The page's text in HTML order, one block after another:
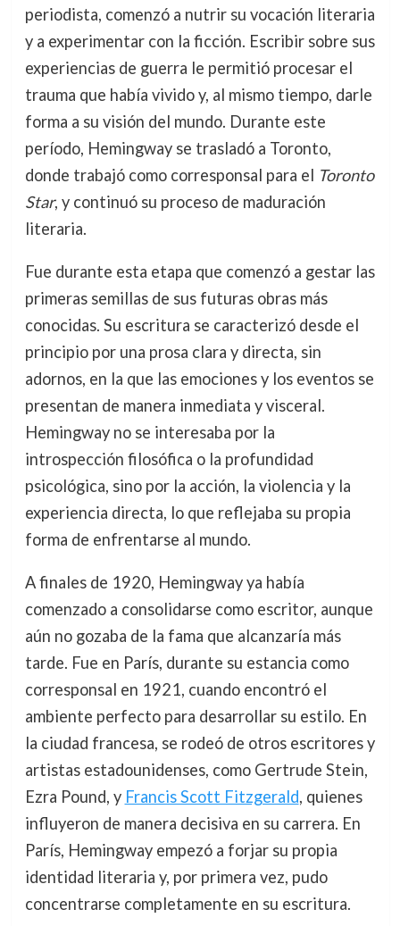
periodista, comenzó a nutrir su vocación literaria
y a experimentar con la ficción. Escribir sobre sus
experiencias de guerra le permitió procesar el
trauma que había vivido y, al mismo tiempo, darle
forma a su visión del mundo. Durante este
período, Hemingway se trasladó a Toronto,
donde trabajó como corresponsal para el Toronto
Star, y continuó su proceso de maduración
literaria.
Fue durante esta etapa que comenzó a gestar las
primeras semillas de sus futuras obras más
conocidas. Su escritura se caracterizó desde el
principio por una prosa clara y directa, sin
adornos, en la que las emociones y los eventos se
presentan de manera inmediata y visceral.
Hemingway no se interesaba por la
introspección filosófica o la profundidad
psicológica, sino por la acción, la violencia y la
experiencia directa, lo que reflejaba su propia
forma de enfrentarse al mundo.
A finales de 1920, Hemingway ya había
comenzado a consolidarse como escritor, aunque
aún no gozaba de la fama que alcanzaría más
tarde. Fue en París, durante su estancia como
corresponsal en 1921, cuando encontró el
ambiente perfecto para desarrollar su estilo. En
la ciudad francesa, se rodeó de otros escritores y
artistas estadounidenses, como Gertrude Stein,
Ezra Pound, y Francis Scott Fitzgerald, quienes
influyeron de manera decisiva en su carrera. En
París, Hemingway empezó a forjar su propia
identidad literaria y, por primera vez, pudo
concentrarse completamente en su escritura.